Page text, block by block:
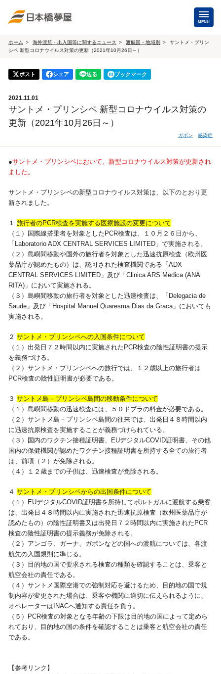
MENU
海外手配
海外航空券
商用・就労ビザ
ホテル・専用車・
通訳・ガイド
保険・Wi-Fiレンタル
国内手配
視察旅行・研修旅行 国内手配トップ
選ばれる理由 サービス内容
採用情報 企業情報
ホーム 海外渡航・出入国等に関するニュース 渡航国・地域別
サントメ・プリン
シペ 新型コロナウイルス対策の更新（2021年10月26日～）
ポスト シェア 送る ブックマーク
2021.11.01
サントメ・プリンシペ 新型コロナウイルス対策の
更新（2021年10月26日～）
ガボン 感染症
●サントメ・プリンシペにおいて、新型コロナウイルス対策が更新され
ました。
サントメ・プリンシペの新型コロナウイルス対策は、以下のとおり更
新されました。
１ 旅行者のPCR検査を実施する医療施設の変更について
（１）国際線搭乗者を対象としたPCR検査は、１０月２６日から、
「Laboratorio ADX CENTRAL SERVICES LIMITED」で実施される。
（２）島嶼間移動や国外の旅行者を対象とした迅速抗原検査（欧州医
薬品庁が認めたもの）は、認可された検査機関である「ADX
CENTRAL SERVICES LIMITED」及び「Clinica ARS Medica (ANA
RITA)」において実施される。
（３）島嶼間移動の旅行者を対象とした迅速検査は、「Delegacia de
Saude」及び「Hospital Manuel Quaresma Dias da Graca」においても
実施される。
２ サントメ・プリンシペへの入国条件について
（１）出発日７２時間以内に実施されたPCR検査の陰性証明書の提示
を義務づける。
（２）サントメ・プリンシペへの旅行では、１２歳以上の旅行者は
PCR検査の陰性証明書が必要である。
３ サントメ島－プリンシペ島間の移動条件について
（１）島嶼間移動の迅速検査には、５０ドブラの料金が必要である。
（２）サントメ島－プリンシペ島間の往来では、出発日４８時間以内
に迅速抗原検査を実施することが義務づけられている。
（３）国内のワクチン接種証明書、EUデジタルCOVID証明書、その他
国内の保健機関が認めたワクチン接種証明書を所持する全ての旅行者
は、前項（２）が免除される。
（４）１２歳までの子供は、迅速検査が免除される。
４ サントメ・プリンシペからの出国条件について
（１）EUデジタルCOVID証明書を所持してポルトガルに渡航する乗客
は、出発日４８時間以内に実施された迅速抗原検査（欧州医薬品庁が
認めたもの）の陰性証明書又は出発日７２時間以内に実施されたPCR
検査の陰性証明書の提示義務が免除される。
（２）アンゴラ、ガーナ、ガボンなどの国への渡航については、各渡
航先の入国規則に準じる。
（３）目的地の国で要求される検査の種類を確認することは、乗客と
航空会社の責任である。
（４）サントメ国際空港での強制対応を避けるため、目的地の国で規
制内容が変更された場合は、乗客や機関に適切に伝えられるように、
オペレーターはINACへ通知する責任を負う。
（５）PCR検査の対象となる年齢の下限は目的地の国によって定めら
れており、目的地の国の条件を確認することは乗客と航空会社の責任
である。
【参考リンク】